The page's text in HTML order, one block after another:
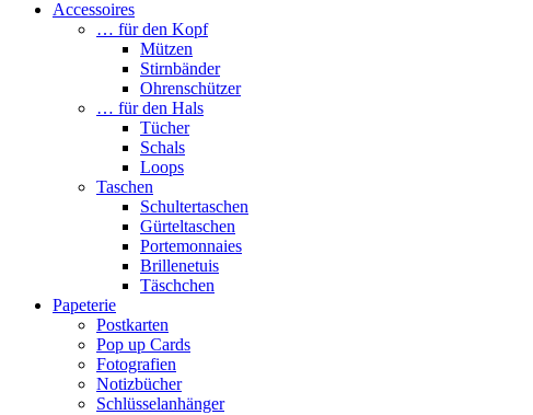
Accessoires
… für den Kopf
Mützen
Stirnbänder
Ohrenschützer
… für den Hals
Tücher
Schals
Loops
Taschen
Schultertaschen
Gürteltaschen
Portemonnaies
Brillenetuis
Täschchen
Papeterie
Postkarten
Pop up Cards
Fotografien
Notizbücher
Schlüsselanhänger